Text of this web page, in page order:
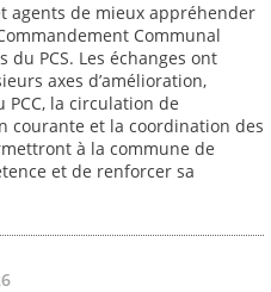
agents de mieux appréhender
Communal
du PCS. Les échanges ont
axes d’amélioration,
la circulation de
courante et la coordination des
à la commune de
et de renforcer sa